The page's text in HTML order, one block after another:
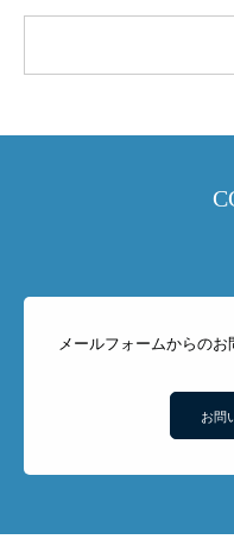
メールフォームからのお
お問